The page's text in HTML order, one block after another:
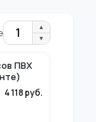
1
▲
▼
ПВХ
4 118руб.